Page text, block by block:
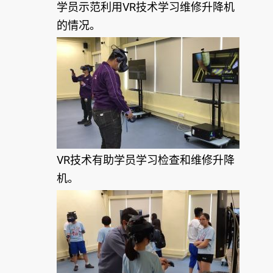
学员示范利用VR技术学习维修升降机
的情况。
VR技术有助学员学习检查和维修升降
机。